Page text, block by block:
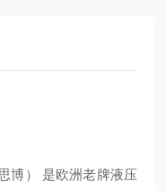
博） 是欧洲老牌液压